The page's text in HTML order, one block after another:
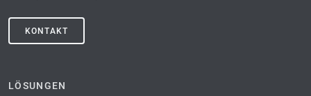
KONTAKT
LÖSUNGEN